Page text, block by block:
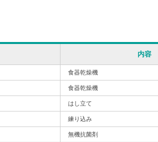
内容
食器乾燥機
食器乾燥機
はし立て
練り込み
無機抗菌剤